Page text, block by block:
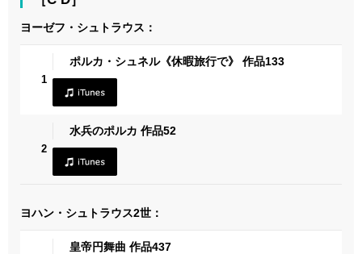
ヨーゼフ・シュトラウス：
1
ポルカ・シュネル《休暇旅行で》 作品133
2
水兵のポルカ 作品52
ヨハン・シュトラウス2世：
皇帝円舞曲 作品437